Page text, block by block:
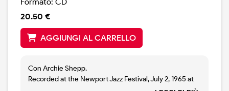
20.50 €
AGGIUNGI AL CARRELLO
Con Archie Shepp.
Recorded at the Newport Jazz Festival, July 2, 1965 at